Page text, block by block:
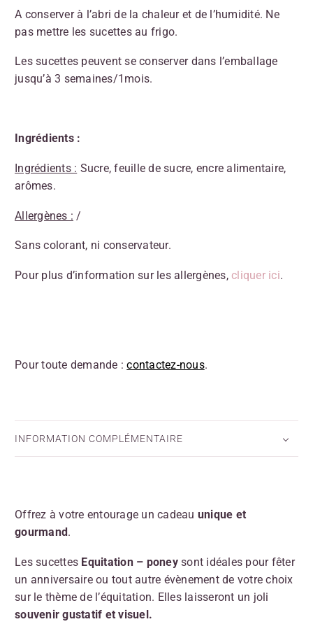
A conserver à l’abri de la chaleur et de l’humidité. Ne
pas mettre les sucettes au frigo.
Les sucettes peuvent se conserver dans l’emballage
jusqu’à 3 semaines/1mois.
Ingrédients :
Ingrédients : Sucre, feuille de sucre, encre alimentaire,
arômes.
Allergènes : /
Sans colorant, ni conservateur.
Pour plus d’information sur les allergènes, cliquer ici.
Pour toute demande :contactez-nous.
INFORMATION COMPLÉMENTAIRE
Offrez à votre entourage un cadeau unique et
gourmand.
Les sucettes Equitation – poneysont idéales pour fêter
un anniversaire ou tout autre évènement de votre choix
sur le thème de l’équitation. Elles laisseront un joli
souvenir gustatif et visuel.